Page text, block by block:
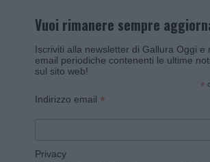
Vuoi rimanere sempre
Iscriviti alla newsletter di Gallura Oggi e
email periodiche contenenti le ultime
sul sito web!
*
Indirizzo email *
Privacy